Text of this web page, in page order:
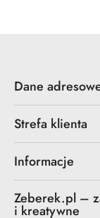
Dane
Strefa klienta
Informacje
Zeberek.pl –
i kreatywne